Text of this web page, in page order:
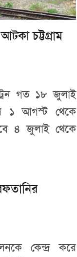
চট্টগ্রাম
গত ১৮ জুলাই
১ আগস্ট থেকে
৪ জুলাই থেকে
কেন্দ্র করে